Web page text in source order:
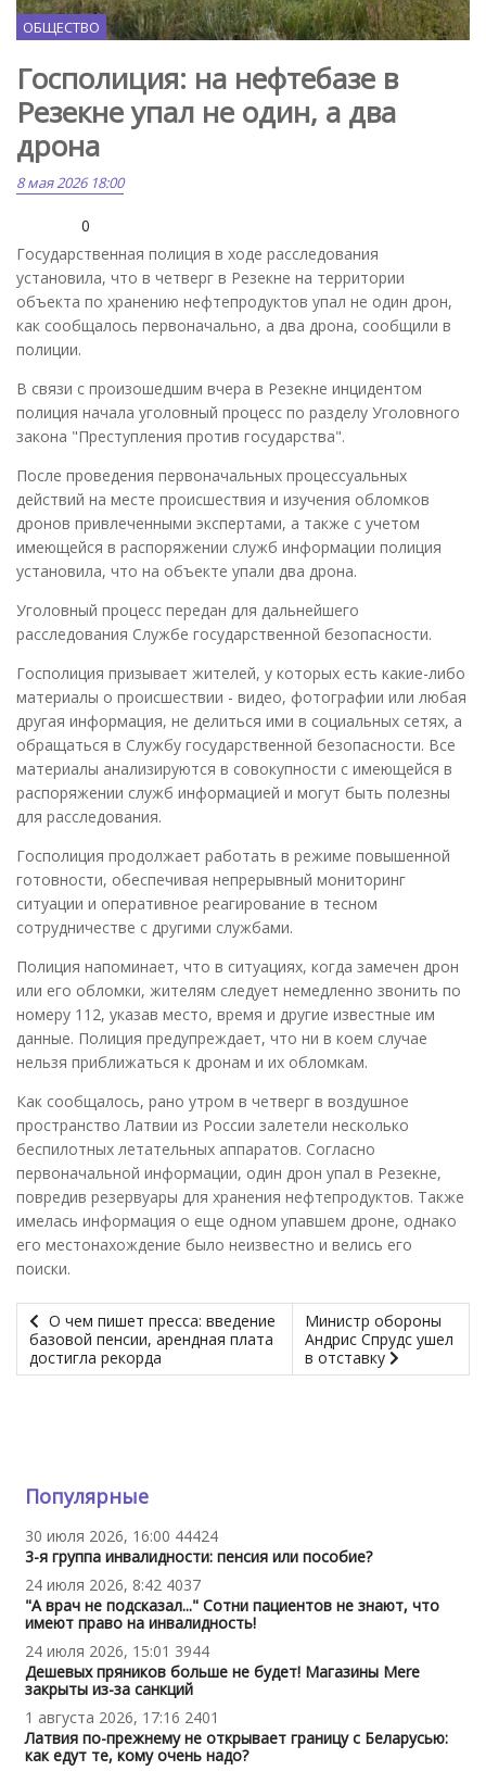
ОБЩЕСТВО
Госполиция: на нефтебазе в
Резекне упал не один, а два
дрона
8 мая 2026 18:00
0
Государственная полиция в ходе расследования
установила, что в четверг в Резекне на территории
объекта по хранению нефтепродуктов упал не один дрон,
как сообщалось первоначально, а два дрона, сообщили в
полиции.
В связи с произошедшим вчера в Резекне инцидентом
полиция начала уголовный процесс по разделу Уголовного
закона "Преступления против государства".
После проведения первоначальных процессуальных
действий на месте происшествия и изучения обломков
дронов привлеченными экспертами, а также с учетом
имеющейся в распоряжении служб информации полиция
установила, что на объекте упали два дрона.
Уголовный процесс передан для дальнейшего
расследования Службе государственной безопасности.
Госполиция призывает жителей, у которых есть какие-либо
материалы о происшествии - видео, фотографии или любая
другая информация, не делиться ими в социальных сетях, а
обращаться в Службу государственной безопасности. Все
материалы анализируются в совокупности с имеющейся в
распоряжении служб информацией и могут быть полезны
для расследования.
Госполиция продолжает работать в режиме повышенной
готовности, обеспечивая непрерывный мониторинг
ситуации и оперативное реагирование в тесном
сотрудничестве с другими службами.
Полиция напоминает, что в ситуациях, когда замечен дрон
или его обломки, жителям следует немедленно звонить по
номеру 112, указав место, время и другие известные им
данные. Полиция предупреждает, что ни в коем случае
нельзя приближаться к дронам и их обломкам.
Как сообщалось, рано утром в четверг в воздушное
пространство Латвии из России залетели несколько
беспилотных летательных аппаратов. Согласно
первоначальной информации, один дрон упал в Резекне,
повредив резервуары для хранения нефтепродуктов. Также
имелась информация о еще одном упавшем дроне, однако
его местонахождение было неизвестно и велись его
поиски.
О чем пишет пресса: введение
базовой пенсии, арендная плата
достигла рекорда
Министр обороны
Андрис Спрудс ушел
в отставку
Популярные
30 июля 2026, 16:00 44424
3-я группа инвалидности: пенсия или пособие?
24 июля 2026, 8:42 4037
"А врач не подсказал..." Сотни пациентов не знают, что
имеют право на инвалидность!
24 июля 2026, 15:01 3944
Дешевых пряников больше не будет! Магазины Mere
закрыты из-за санкций
1 августа 2026, 17:16 2401
Латвия по-прежнему не открывает границу с Беларусью:
как едут те, кому очень надо?